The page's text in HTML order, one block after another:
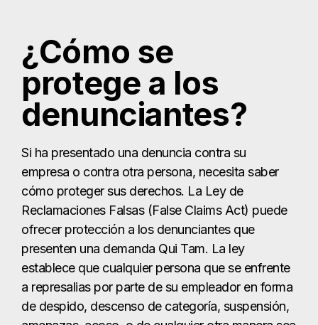
¿Cómo se
protege a los
denunciantes?
Si ha presentado una denuncia contra su
empresa o contra otra persona, necesita saber
cómo proteger sus derechos. La Ley de
Reclamaciones Falsas (False Claims Act) puede
ofrecer protección a los denunciantes que
presenten una demanda Qui Tam. La ley
establece que cualquier persona que se enfrente
a represalias por parte de su empleador en forma
de despido, descenso de categoría, suspensión,